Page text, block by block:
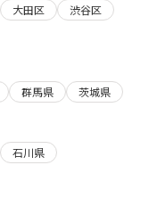
大田区
渋谷区
群馬県
茨城県
石川県